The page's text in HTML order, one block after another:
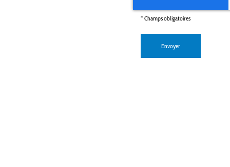
* Champs obligatoires